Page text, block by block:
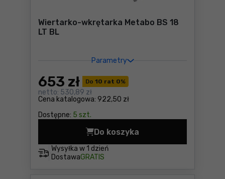
Wiertarko-wkrętarka Metabo BS 18
LT BL
Parametry
Do 10 rat 0%
Cena katalogowa: 922,50 zł
653 zł
netto: 530,89 zł
Dostępne: 5 szt.
Wysyłka w 1 dzień
DostawaGRATIS
Do koszyka
Wiertarko-wkrętarka